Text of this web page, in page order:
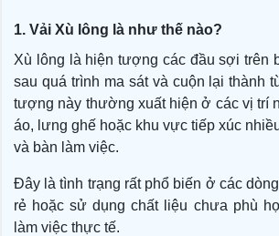
1. Vải Xù lông là như thế nào?
Xù lông là hiện tượng các đầu sợi trên
sau quá trình ma sát và cuộn lại thành
tượng này thường xuất hiện ở các vị trí
áo, lưng ghế hoặc khu vực tiếp xúc
và bàn làm việc.
Đây là tình trạng rất phổ biến ở các
rẻ hoặc sử dụng chất liệu chưa phù
làm việc thực tế.